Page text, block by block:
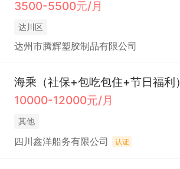
3500-5500元/月
达川区
达州市腾辉塑胶制品有限公司
海乘（社保+包吃包住+节日福利）
10000-12000元/月
其他
四川鑫洋船务有限公司 认证